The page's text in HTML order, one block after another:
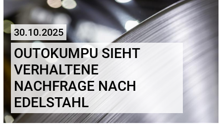
30.10.2025
OUTOKUMPU SIEHT
VERHALTENE
NACHFRAGE NACH
EDELSTAHL